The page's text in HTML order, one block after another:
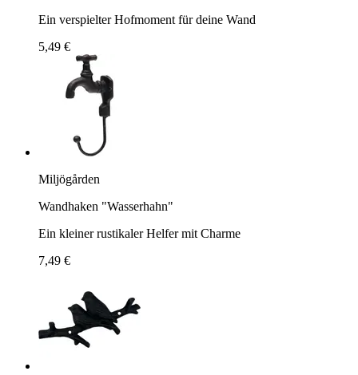
Ein verspielter Hofmoment für deine Wand
5,49 €
Miljögården
Wandhaken "Wasserhahn"
Ein kleiner rustikaler Helfer mit Charme
7,49 €